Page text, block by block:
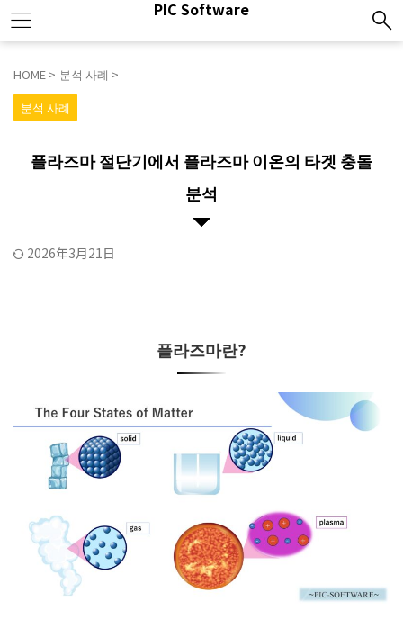
PIC Software
HOME > 분석 사례 >
분석 사례
플라즈마 절단기에서 플라즈마 이온의 타겟 충돌
분석
2026年3月21日
플라즈마란?